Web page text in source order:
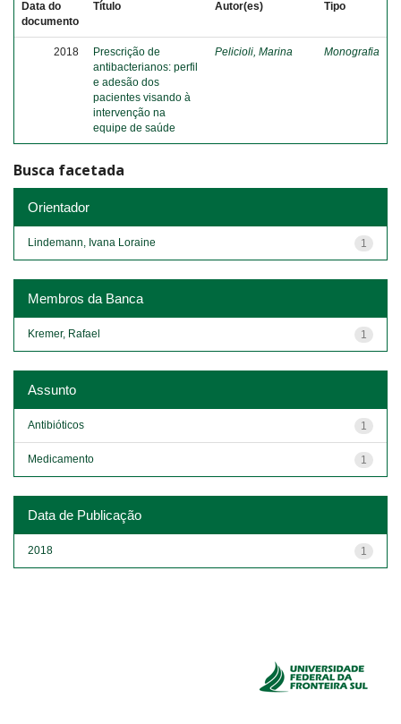
Data do
documento
Título Autor(es) Tipo
2018
Prescrição de
antibacterianos: perfil
e adesão dos
pacientes visando à
intervenção na
equipe de saúde
Pelicioli, Marina Monografia
Busca facetada
Orientador
1
Lindemann, Ivana Loraine
Membros da Banca
1
Kremer, Rafael
Assunto
1
Antibióticos
1
Medicamento
Data de Publicação
1
2018